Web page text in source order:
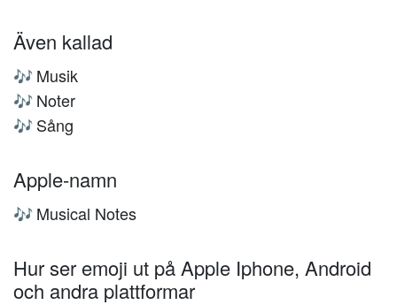
Även kallad
🎶 Musik
🎶 Noter
🎶 Sång
Apple-namn
🎶 Musical Notes
Hur ser emoji ut på Apple Iphone, Android
och andra plattformar